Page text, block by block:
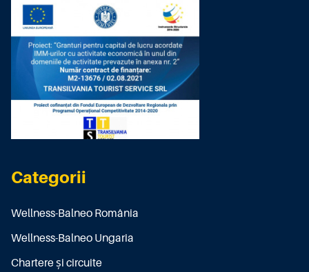
Categorii
Wellness-Balneo România
Wellness-Balneo Ungaria
Chartere și circuite